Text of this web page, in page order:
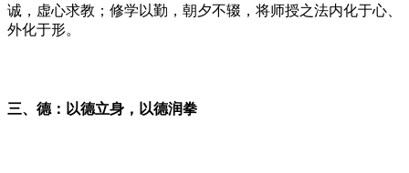
诚，虚心求教；修学以勤，朝夕不辍，将师授之法内化于心、
外化于形。
三、德：以德立身，以德润拳